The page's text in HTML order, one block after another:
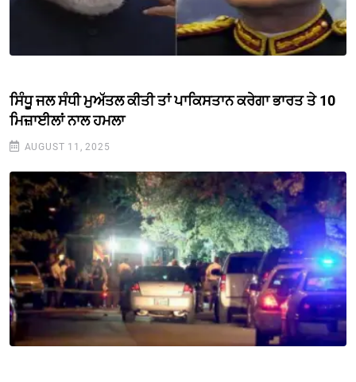
ਸਿੰਧੂ ਜਲ ਸੰਧੀ ਮੁਅੱਤਲ ਕੀਤੀ ਤਾਂ ਪਾਕਿਸਤਾਨ ਕਰੇਗਾ ਭਾਰਤ ਤੇ 10
ਮਿਜ਼ਾਈਲਾਂ ਨਾਲ ਹਮਲਾ
AUGUST 11, 2025